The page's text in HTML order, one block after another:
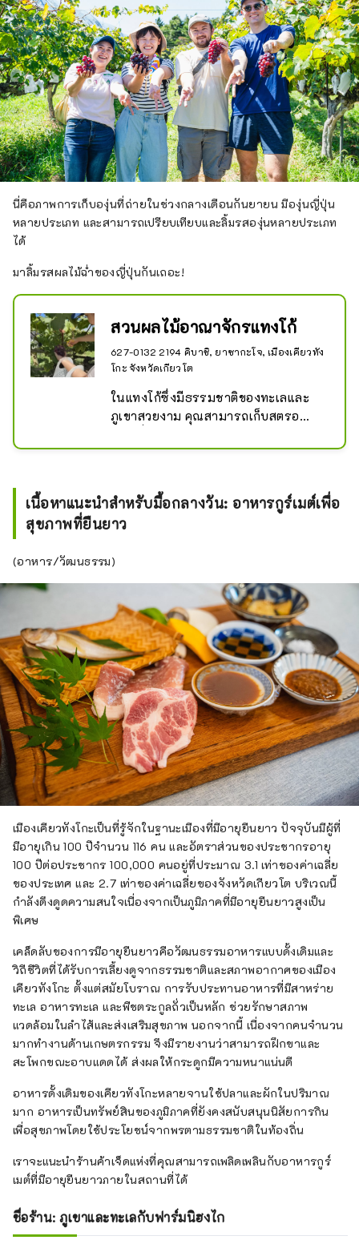
นี่คือภาพการเก็บองุ่นที่ถ่ายในช่วงกลางเดือนกันยายน มีองุ่นญี่ปุ่น
หลายประเภท และสามารถเปรียบเทียบและลิ้มรสองุ่นหลายประเภท
ได้
มาลิ้มรสผลไม้ฉ่ำของญี่ปุ่นกันเถอะ!
สวนผลไม้อาณาจักรแทงโก้
627-0132 2194 คิบาชิ, ยาซากะโจ, เมืองเคียวทัง
โกะ จังหวัดเกียวโต
ในแทงโก้ซึ่งมีธรรมชาติของทะเลและ
ภูเขาสวยงาม คุณสามารถเก็บสตรอ
ได้ขึ้นอยู่กับฤดูกาล
เต็มไปด้วยพรตามฤดูกาลจากธรรมชาติ
อย่างเต็มที่
จำเป็นต้องจองล่วงหน้า
โปรดตรวจสอบหน้ารายละเอียดสำหรับ
การเก็บผลไม้แต่ละครั้ง และจองทาง
โทรศัพท์ก่อนเวลา 17.00 น. ของวันก่อน
วันที่คุณต้องการ
(*หากใช้ในวันพุธ กรุณาจองภายในวัน
จันทร์เวลา 17.00 น.)
หากมีที่ว่างคุณสามารถจองได้ในวัน
เดียวกัน
เนื้อหาแนะนำสำหรับมื้อกลางวัน: อาหารกูร์เมต์เพื่อ
สุขภาพที่ยืนยาว
(อาหาร/วัฒนธรรม)
เมืองเคียวทังโกะเป็นที่รู้จักในฐานะเมืองที่มีอายุยืนยาว ปัจจุบันมีผู้ที่
มีอายุเกิน 100 ปีจำนวน 116 คน และอัตราส่วนของประชากรอายุ
100 ปีต่อประชากร 100,000 คนอยู่ที่ประมาณ 3.1 เท่าของค่าเฉลี่ย
ของประเทศ และ 2.7 เท่าของค่าเฉลี่ยของจังหวัดเกียวโต บริเวณนี้
กำลังดึงดูดความสนใจเนื่องจากเป็นภูมิภาคที่มีอายุยืนยาวสูงเป็น
พิเศษ
เคล็ดลับของการมีอายุยืนยาวคือวัฒนธรรมอาหารแบบดั้งเดิมและ
วิถีชีวิตที่ได้รับการเลี้ยงดูจากธรรมชาติและสภาพอากาศของเมือง
เคียวทังโกะ ตั้งแต่สมัยโบราณ การรับประทานอาหารที่มีสาหร่าย
ทะเล อาหารทะเล และพืชตระกูลถั่วเป็นหลัก ช่วยรักษาสภาพ
แวดล้อมในลำไส้และส่งเสริมสุขภาพ นอกจากนี้ เนื่องจากคนจำนวน
มากทำงานด้านเกษตรกรรม จึงมีรายงานว่าสามารถฝึกขาและ
สะโพกขณะอาบแดดได้ ส่งผลให้กระดูกมีความหนาแน่นดี
อาหารดั้งเดิมของเคียวทังโกะหลายจานใช้ปลาและผักในปริมาณ
มาก อาหารเป็นทรัพย์สินของภูมิภาคที่ยังคงสนับสนุนนิสัยการกิน
เพื่อสุขภาพโดยใช้ประโยชน์จากพรตามธรรมชาติในท้องถิ่น
เราจะแนะนำร้านค้าเจ็ดแห่งที่คุณสามารถเพลิดเพลินกับอาหารกูร์
เมต์ที่มีอายุยืนยาวภายในสถานที่ได้
ชื่อร้าน: ภูเขาและทะเลกับฟาร์มนิฮงไก